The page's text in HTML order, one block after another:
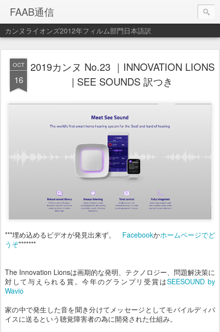
FAAB通信
カンヌライオンズ2012年フィルム部門日本語訳
OCT
16
2019カンヌ No.23 ｜INNOVATION LIONS
| SEE SOUNDS 訳つき
***埋め込めるビデオが発見出来ず。 Facebookかホームページでど
うぞ*******
The Innovation Lionsは画期的な発明、テクノロジー、問題解決策に
対して与えられる賞。今年のグランプリ受賞はSEESOUND by
Wavio
家の中で発生した音を聞き分けてメッセージとしてモバイルディバ
イスに送るという聴覚障害者の為に開発された仕組み。